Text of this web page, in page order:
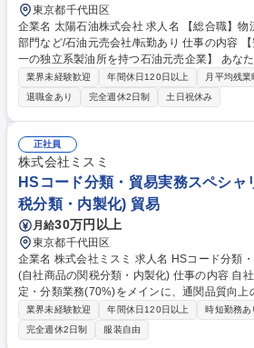
東京都千代田区
企業名 太陽石油株式会社 求人名 【総合職】物流管理・営業・企画・管理
部門など/石油元売会社/転勤あり 仕事の内容 【安定した経営基盤と国内唯
一の独立系製油所を持つ石油元売企業】 あな
大限考慮し、以下いずれかの業務をご担当い
かりサポートしますのでご安心ください。 ■需供・物流・需給調整/石油製
品・機材の調達/受発注および入出荷管理 ■石
ガソリンスタンドへのサポート業務/新規開拓
料などの海外からの調達/タンカーの手配/運行
ン、キシレンなど)営業・大手商社や消費者え
事・経理・財務・法務 変更の範囲: 会社の指定する範囲 募集
職】物流管理・営業・企画・管理部門など/石
業界未経験歓迎 年間休日120日以上
月平均残
退職金あり
完全週休2日制 土日祝休み
正社員
株式会社ミスミ
HSコード分類・貿易実務スペシャ
税分類・内製化) 貿易
月給30万円以上
東京都千代田区
企業名 株式会社ミスミ 求人名 HSコード分類・貿易実務スペシャリスト
(自社商品の関税分類・内製化) 仕事の内容 自社輸出商品のHSコード判
定・分類業務(70%)をメインに、通関品質向上
(10%)、判定ガイドラインの整備(10%)、判定
0%)をお任せします。 (1)輸出商品のHSコード判定・分類(70%):適切な関
税分類の実行 (2)通関品質向上の申告内容レビ
業界未経験歓迎 年間休日120日以上 時短勤務あ
完全週休2日制
服装自由